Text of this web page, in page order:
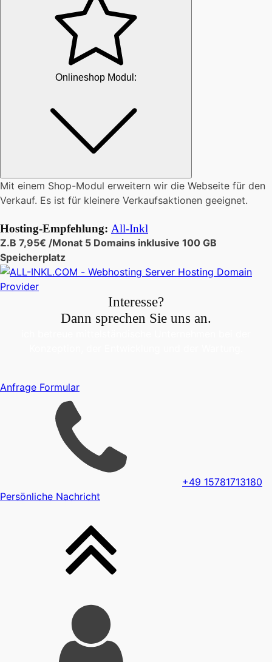
Onlineshop Modul:
Mit einem Shop-Modul erweitern wir die Webseite für den
Verkauf. Es ist für kleinere Verkaufsaktionen geeignet.
Hosting-Empfehlung: All-Inkl
Z.B 7,95€ /Monat 5 Domains inklusive 100 GB
Speicherplatz
Interesse?
Dann sprechen Sie uns an.
Anfrage Formular
+49 15781713180
Persönliche Nachricht